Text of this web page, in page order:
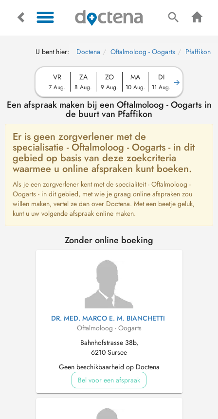
U bent hier: Doctena Oftalmoloog - Oogarts Pfaffikon
VR
7 Aug.
ZA
8 Aug.
ZO
9 Aug.
MA
10 Aug.
DI
11 Aug.
Een afspraak maken bij een Oftalmoloog - Oogarts in
de buurt van Pfaffikon
Er is geen zorgverlener met de
specialisatie - Oftalmoloog - Oogarts - in dit
gebied op basis van deze zoekcriteria
waarmee u online afspraken kunt boeken.
Als je een zorgverlener kent met de specialiteit - Oftalmoloog -
Oogarts - in dit gebied, met wie je graag online afspraken zou
willen maken, vertel ze dan over Doctena. Met een beetje geluk,
kunt u uw volgende afspraak online maken.
Zonder online boeking
DR. MED. MARCO E. M. BIANCHETTI
Oftalmoloog - Oogarts
Bahnhofstrasse 38b,
6210 Sursee
Geen beschikbaarheid op Doctena
Bel voor een afspraak